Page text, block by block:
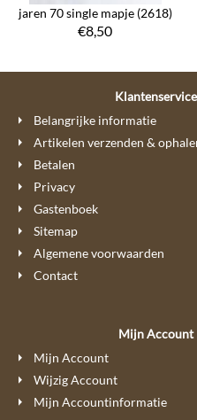
jaren 70 single mapje (2618)
€8,50
Klantenservice
Belangrijke informatie
Artikelen verzenden &
Betalen
Privacy
Gastenboek
Sitemap
Algemene voorwaarden
Contact
Mijn Account
Mijn Account
Wijzig Account
Mijn Accountinformatie